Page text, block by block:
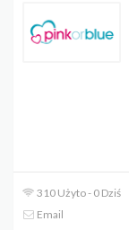
310 Użyto - 0 Dziś
Email